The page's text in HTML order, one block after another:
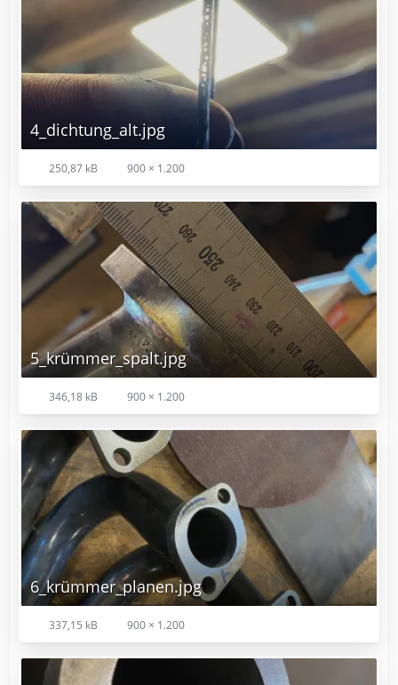
4_dichtung_alt.jpg
250,87 kB 900 × 1.200
5_krümmer_spalt.jpg
346,18 kB 900 × 1.200
6_krümmer_planen.jpg
337,15 kB 900 × 1.200